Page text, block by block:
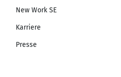
New Work SE
Karriere
Presse